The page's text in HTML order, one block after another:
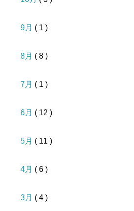
9月 ( 1 )
8月 ( 8 )
7月 ( 1 )
6月 ( 12 )
5月 ( 11 )
4月 ( 6 )
3月 ( 4 )